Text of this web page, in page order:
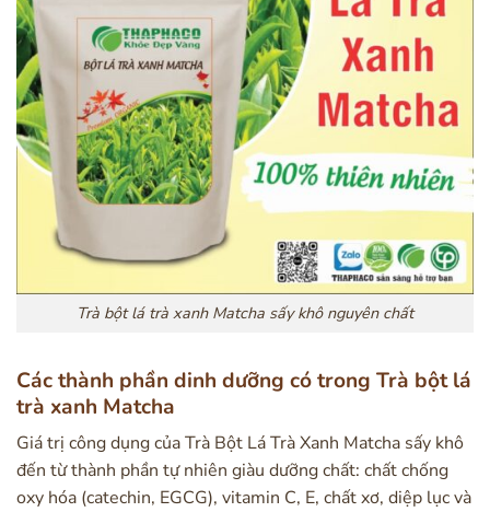
Trà bột lá trà xanh Matcha sấy khô nguyên chất
Các thành phần dinh dưỡng có trong Trà bột lá
trà xanh Matcha
Giá trị công dụng của Trà Bột Lá Trà Xanh Matcha sấy khô
đến từ thành phần tự nhiên giàu dưỡng chất: chất chống
oxy hóa (catechin, EGCG), vitamin C, E, chất xơ, diệp lục và